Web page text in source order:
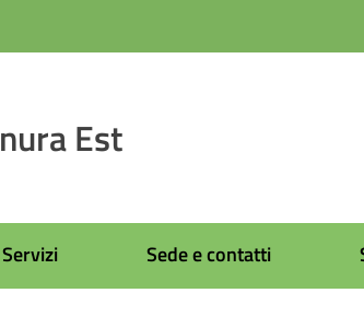
Est
Servizi Sede e contatti